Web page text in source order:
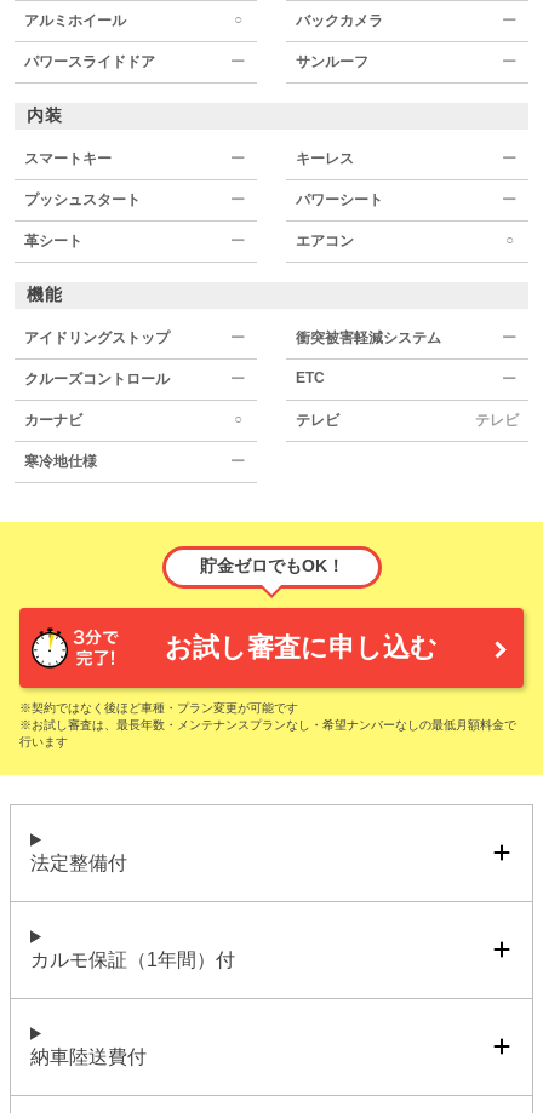
アルミホイール ○ バックカメラ ー
パワースライドドア ー サンルーフ ー
内装
スマートキー ー キーレス ー
プッシュスタート ー パワーシート ー
革シート ー エアコン ○
機能
アイドリングストップ ー 衝突被害軽減システム ー
クルーズコントロール ー ETC ー
カーナビ ○ テレビ テレビ
寒冷地仕様 ー
貯金ゼロでもOK！
お試し審査に申し込む
※契約ではなく後ほど車種・プラン変更が可能です
※お試し審査は、最長年数・メンテナンスプランなし・希望ナンバーなしの最低月額料金で
行います
法定整備付
カルモ保証（1年間）付
納車陸送費付